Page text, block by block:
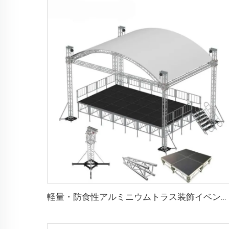
軽量・防食性アルミニウムトラス装飾イベントディスプレイ、結婚式照明トラスディスプレイ、人気商品